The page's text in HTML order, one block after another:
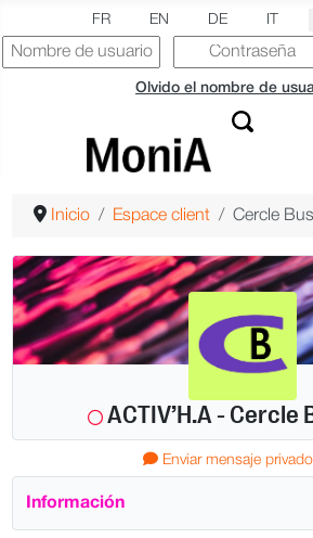
Seleccione su idioma
FR EN DE
Olvido el nombre de
Inicio Espace client Cercle
ACTIV’H.A - Cercle
Enviar mensaje privado
Información